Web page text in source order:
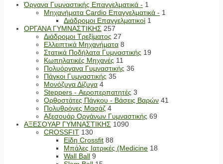
Όργανα Γυμναστικής Επαγγελματικά - 1
Μηχανήματα Cardio Επαγγελματικά - 1
Διάδρομοι Επαγγελματικοί 1
ΟΡΓΑΝΑ ΓΥΜΝΑΣΤΙΚΗΣ 257
Διάδρομοι Τρεξίματος 27
Ελλειπτικά Μηχανήματα 8
Στατικά Ποδήλατα Γυμναστικής 19
Κωπηλατικές Μηχανές 11
Πολυόργανα Γυμναστικής 36
Πάγκοι Γυμναστικής 35
Μονόζυγα Δίζυγα 4
Steppers - Αεροπερπατητές 3
Ορθοστάτες Πάγκου - Βάσεις Βαρών 41
Πολυθρόνες Μασάζ 4
Αξεσουάρ Οργάνων Γυμναστικής 69
ΑΞΕΣΟΥΑΡ ΓΥΜΝΑΣΤΙΚΗΣ 1090
CROSSFIT 130
Είδη Crossfit 88
Μπάλες Ιατρικές (Medicine 18
Wall Ball 9